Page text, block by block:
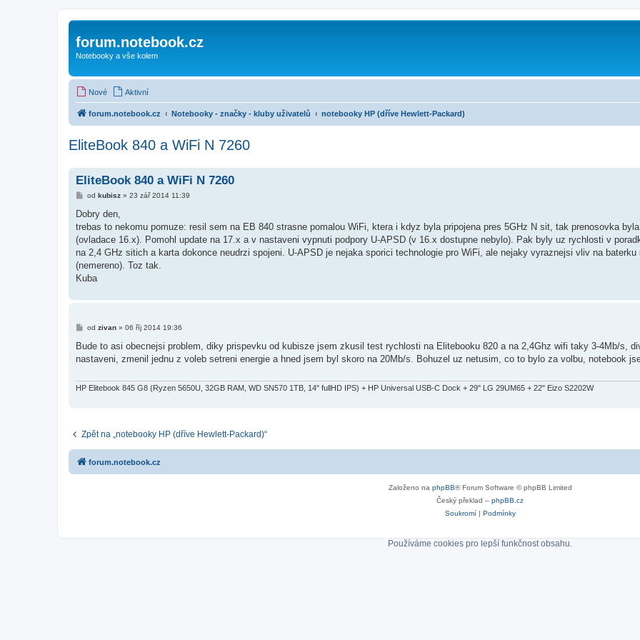
forum.notebook.cz
Notebooky a vše kolem
Nové Aktivní
forum.notebook.cz Notebooky - značky - kluby uživatelů notebooky HP (dříve Hewlett-Packard)
EliteBook 840 a WiFi N 7260
EliteBook 840 a WiFi N 7260
P
í
p
ě
e
k
od kubisz» 23 zář 2014 11:39
Dobry den,
trebas to nekomu pomuze: resil sem na EB 840 strasne pomalou WiFi, ktera i kdyz byla pripojena pres 5GHz N sit, tak prenosovka
(ovladace 16.x). Pomohl update na 17.x a v nastaveni vypnuti podpory U-APSD (v 16.x dostupne nebylo). Pak byly uz rychlosti v
na 2,4 GHz sitich a karta dokonce neudrzi spojeni. U-APSD je nejaka sporici technologie pro WiFi, ale nejaky vyraznejsi vliv na baterku
(nemereno). Toz tak.
Kuba
P
í
p
e
od zivan» 06 říj 2014 19:36
Bude to asi obecnejsi problem, diky prispevku od kubisze jsem zkusil test rychlosti na Elitebooku 820 a na 2,4Ghz wifi taky 3-4Mb/s,
nastaveni, zmenil jednu z voleb setreni energie a hned jsem byl skoro na 20Mb/s. Bohuzel uz netusim, co to bylo za volbu, notebook
HP Elitebook 845 G8 (Ryzen 5650U, 32GB RAM, WD SN570 1TB, 14" fullHD IPS) + HP Universal USB-C Dock + 29" LG 29UM65 + 22" Eizo S2202W
Zpět na „notebooky HP (dříve Hewlett-Packard)“
forum.notebook.cz
Založeno na phpBB® Forum Software © phpBB Limited
Český překlad – phpBB.cz
Soukromí| Podmínky
Používáme cookies pro lepší funkčnost obsahu.